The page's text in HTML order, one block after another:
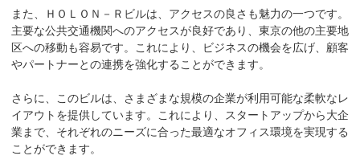
また、ＨＯＬＯＮ－Ｒビルは、アクセスの良さも魅力の一つです。
主要な公共交通機関へのアクセスが良好であり、東京の他の主要地
区への移動も容易です。これにより、ビジネスの機会を広げ、顧客
やパートナーとの連携を強化することができます。
さらに、このビルは、さまざまな規模の企業が利用可能な柔軟なレ
イアウトを提供しています。これにより、スタートアップから大企
業まで、それぞれのニーズに合った最適なオフィス環境を実現する
ことができます。